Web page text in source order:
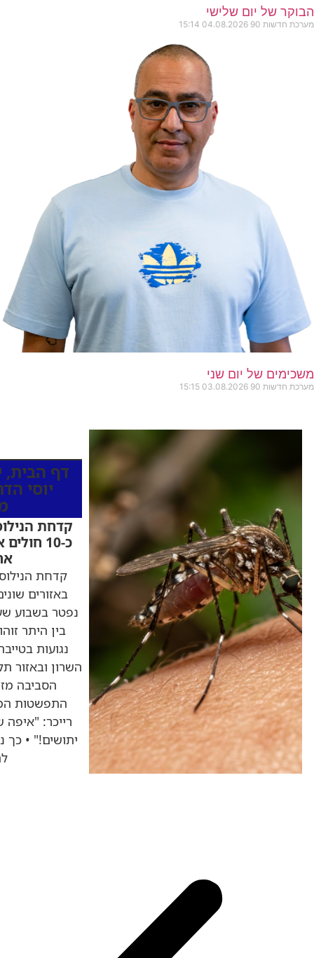
הבוקר של יום שלישי
מערכת חדשות 90 04.08.2026
15:14
משכימים של יום שני
מערכת חדשות 90 03.08.2026
15:15
דף הבית,
יוסי
קדחת
כ-10
קדחת
נפטר בשבוע
בין היתר
נגועות
השרון ובאזור
הסביבה
התפשטות
רייכר: "איפה
יתושים!" • כך